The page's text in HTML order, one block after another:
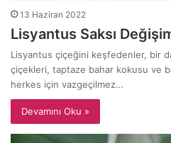
13 Haziran 2022
Lisyantus Saksı
Lisyantus çiçeğini keşfedenler, bir
çiçekleri, taptaze bahar kokusu ve
herkes için vazgeçilmez…
Devamını Oku »